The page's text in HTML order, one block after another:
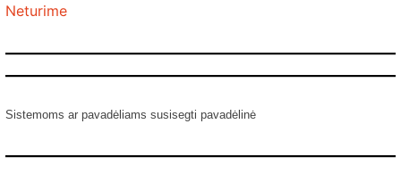
Neturime
Sistemoms ar pavadėliams susisegti pavadėlinė